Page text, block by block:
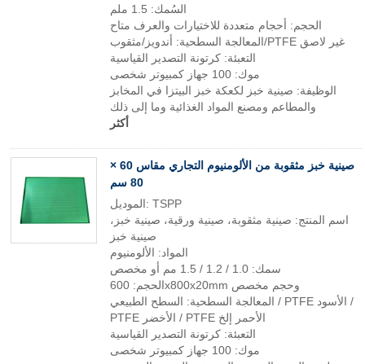
السُمك: 1.5 ملم
الحجم: أحجام متعددة للاختيارات والعرف متاح
المعالجة السطحية: أندويز/مثقوب/PTFE غير لاصق
التعبئة: كرتونة التصدير القياسية
موك: 100 جهاز كمبيوتر شخصى
الوظيفة: صينية خبز لكعكة خبز البيتزا في المخابز
والمطاعم ومصنع المواد الغذائية وما إلى ذلك
أكثر
صينية خبز مثقوبة من الألومنيوم التجاري مقاس 60 ×
80 سم
الموديل: TSPP
اسم المنتج: صينية مثقوبة، صينية ورقية، صينية خبز،
صينية خبز
المواد: الألومنيوم
سمك: 1.0 / 1.2 / 1.5 مم أو مخصص
الحجم: 600x800x20mm وحجم مخصص
المعالجة السطحية: السطح الطبيعي / PTFE الأسود /
PTFE الأخضر / PTFE الأحمر إلخ
التعبئة: كرتونة التصدير القياسية
موك: 100 جهاز كمبيوتر شخصى